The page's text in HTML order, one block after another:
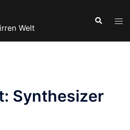
Welt
Suche
Synthesizer